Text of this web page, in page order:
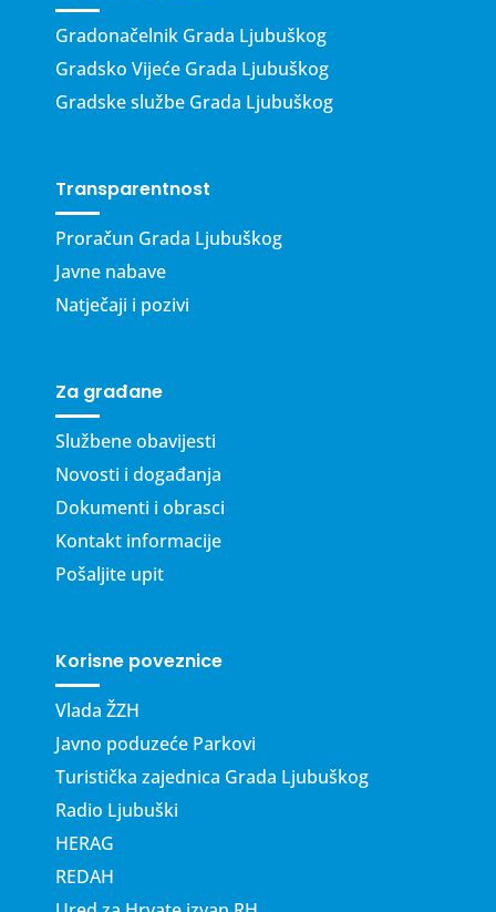
Gradonačelnik Grada Ljubuškog
Gradsko Vijeće Grada Ljubuškog
Gradske službe Grada Ljubuškog
Transparentnost
Proračun Grada Ljubuškog
Javne nabave
Natječaji i pozivi
Za građane
Službene obavijesti
Novosti i događanja
Dokumenti i obrasci
Kontakt informacije
Pošaljite upit
Korisne poveznice
Vlada ŽZH
Javno poduzeće Parkovi
Turistička zajednica Grada Ljubuškog
Radio Ljubuški
HERAG
REDAH